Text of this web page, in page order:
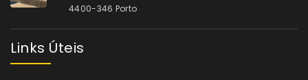
4400-346 Porto
Links Úteis